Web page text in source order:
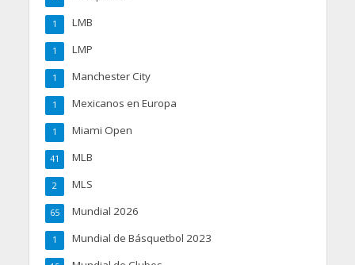
LMB
1
LMP
1
Manchester City
1
Mexicanos en Europa
1
Miami Open
1
MLB
41
MLS
2
Mundial 2026
65
Mundial de Básquetbol 2023
1